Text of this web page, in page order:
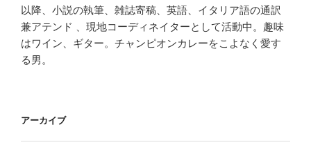
以降、小説の執筆、雑誌寄稿、英語、イタリア語の通訳
兼アテンド 、現地コーディネイターとして活動中。趣味
はワイン、ギター。チャンピオンカレーをこよなく愛す
る男。
アーカイブ